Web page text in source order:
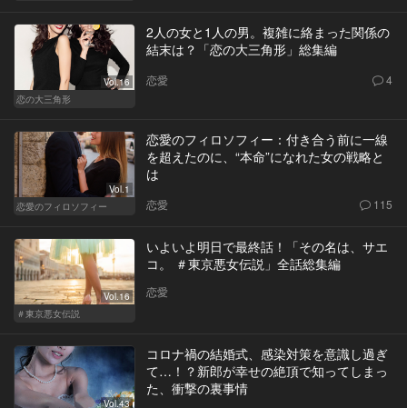
Vol.16
恋の大三角形
2人の女と1人の男。複雑に絡まった関係の
結末は？「恋の大三角形」総集編
恋愛 4
Vol.1
恋愛のフィロソフィー
恋愛のフィロソフィー：付き合う前に一線
を超えたのに、“本命”になれた女の戦略と
は
恋愛 115
Vol.16
＃東京悪女伝説
いよいよ明日で最終話！「その名は、サエ
コ。 ＃東京悪女伝説」全話総集編
恋愛
Vol.43
コロナ禍の結婚式、感染対策を意識し過ぎ
て…！？新郎が幸せの絶頂で知ってしまっ
た、衝撃の裏事情